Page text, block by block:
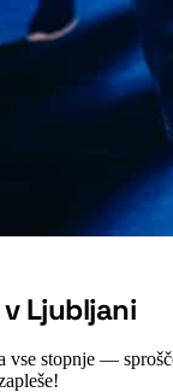
Ljubljani
vse stopnje —